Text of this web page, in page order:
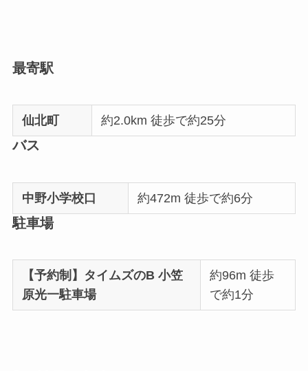
最寄駅
仙北町 約2.0km 徒歩で約25分
バス
中野小学校口 約472m 徒歩で約6分
駐車場
【予約制】タイムズのB 小笠
原光一駐車場
約96m 徒歩
で約1分